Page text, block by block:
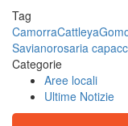
Tag
CamorraCattleya
Savianorosaria
Categorie
Aree locali
Ultime Notizie